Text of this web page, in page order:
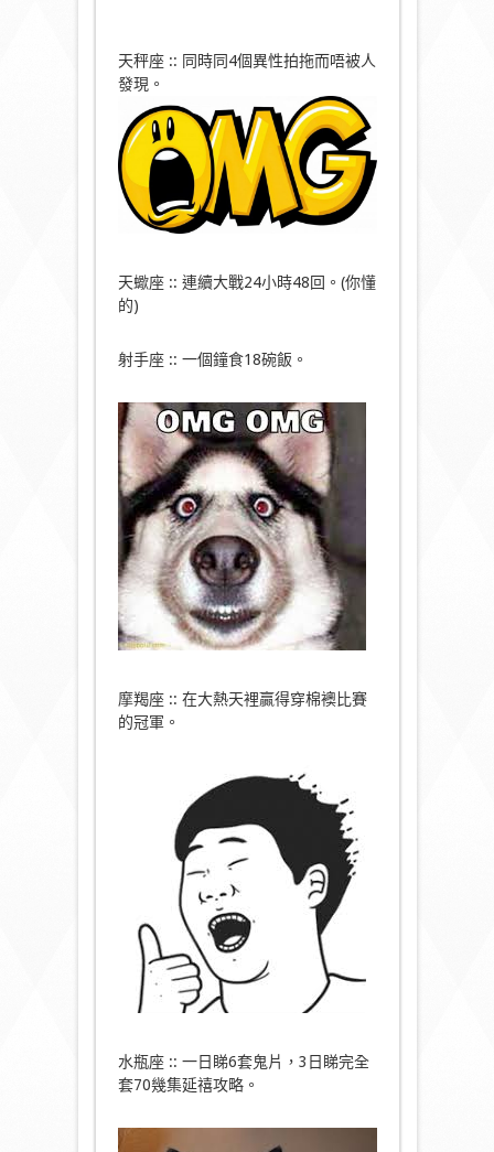
天秤座 :: 同時同4個異性拍拖而唔被人
發現。
天蠍座 :: 連續大戰24小時48回。(你懂
的)
射手座 :: 一個鐘食18碗飯。
摩羯座 :: 在大熱天裡贏得穿棉襖比賽
的冠軍。
水瓶座 :: 一日睇6套鬼片，3日睇完全
套70幾集延禧攻略。